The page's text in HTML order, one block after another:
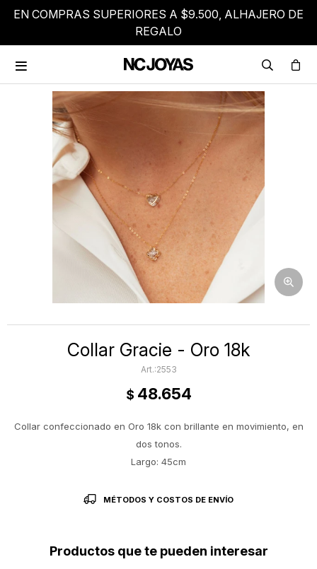
EN COMPRAS SUPERIORES A $9.500, ALHAJERO DE
REGALO

Collar Gracie - Oro 18k
2553
$ 48.654
Collar confeccionado en Oro 18k con brillante en movimiento, en
dos tonos.
Largo: 45cm
MÉTODOS Y COSTOS DE ENVÍO
Productos que te pueden interesar